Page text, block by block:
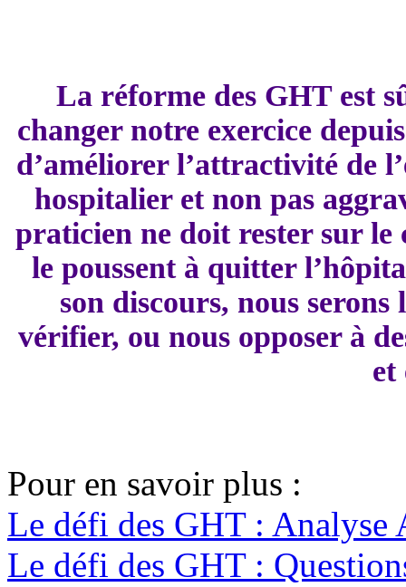
La réforme des GHT est
changer notre exercice
d’améliorer l’attractivité de
hospitalier et non pas
praticien ne doit rester sur
le poussent à quitter
son discours, nous
vérifier, ou nous opposer à
et
Pour en savoir plus :
Le défi des GHT : Analyse
Le défi des GHT :